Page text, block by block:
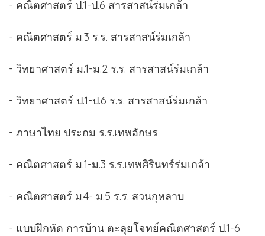
- คณิตศาสตร์ ป.1-ป.6 สารสาสน์ร่มเกล้า
- คณิตศาสตร์ ม.3 ร.ร. สารสาสน์ร่มเกล้า
- วิทยาศาสตร์ ม.1-ม.2 ร.ร. สารสาสน์ร่มเกล้า
- วิทยาศาสตร์ ป.1-ป.6 ร.ร. สารสาสน์ร่มเกล้า
- ภาษาไทย ประถม ร.ร.เทพอักษร
- คณิตศาสตร์ ม.1-ม.3 ร.ร.เทพศิรินทร์ร่มเกล้า
- คณิตศาสตร์ ม.4- ม.5 ร.ร. สวนกุหลาบ
- แบบฝึกหัด การบ้าน ตะลุยโจทย์คณิตศาสตร์ ป.1-6